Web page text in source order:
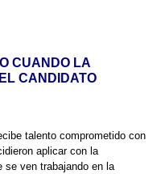
CUANDO LA
CANDIDATO
talento comprometido con
aplicar con la
se ven trabajando en la